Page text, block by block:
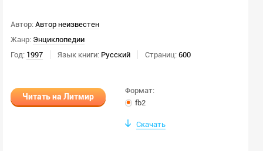
Автор: Автор неизвестен
Жанр: Энциклопедии
Год: 1997 Язык книги: Русский Страниц: 600
Читать на Литмир
Формат:
fb2
Скачать